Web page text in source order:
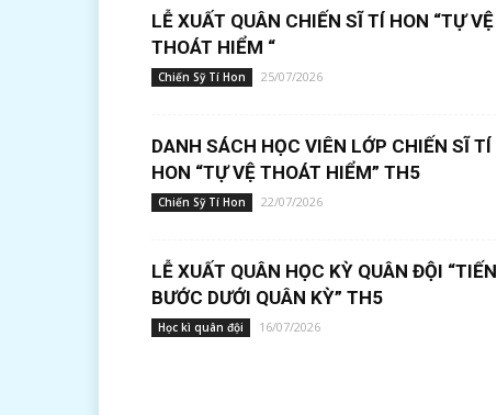
LỄ XUẤT QUÂN CHIẾN SĨ TÍ HON “TỰ VỆ
THOÁT HIỂM “
Chiến Sỹ Tí Hon 25/07/2026
DANH SÁCH HỌC VIÊN LỚP CHIẾN SĨ TÍ
HON “TỰ VỆ THOÁT HIỂM” TH5
Chiến Sỹ Tí Hon 22/07/2026
LỄ XUẤT QUÂN HỌC KỲ QUÂN ĐỘI “TIẾN
BƯỚC DƯỚI QUÂN KỲ” TH5
Học kì quân đội 16/07/2026